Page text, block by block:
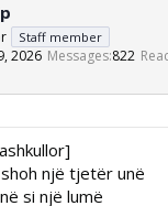
Staff member
2026 Messages 822
një tjetër unë
si një lumë